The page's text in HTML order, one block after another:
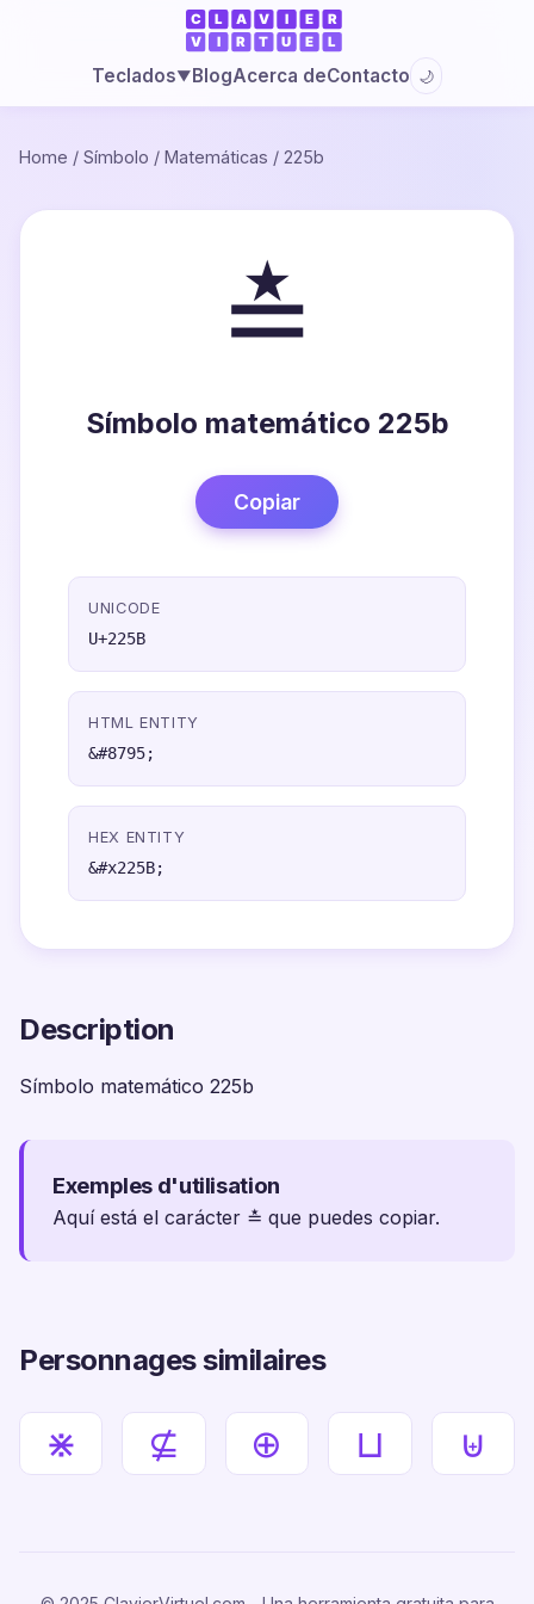
Teclados▼BlogAcerca deContacto 🌙
Home / Símbolo / Matemáticas / 225b
≛
Símbolo matemático 225b
Copiar
UNICODE
U+225B
HTML ENTITY
&#8795;
HEX ENTITY
&#x225B;
Description
Símbolo matemático 225b
Exemples d'utilisation
Aquí está el carácter ≛ que puedes copiar.
Personnages similaires
⋇ ⊈ ⊕ ⊔ ⊎